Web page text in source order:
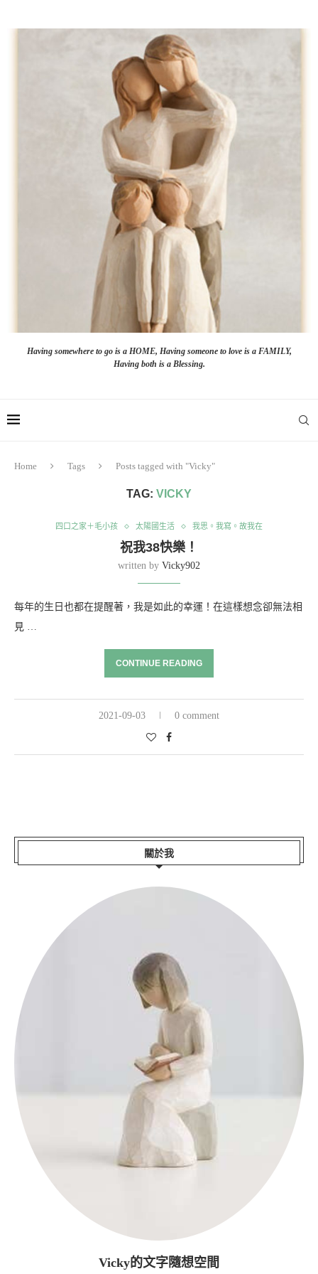
Having somewhere to go is a HOME, Having someone to love is a FAMILY,
Having both is a Blessing.
Home Tags Posts tagged with "Vicky"
TAG: VICKY
四口之家＋毛小孩 太陽國生活 我思。我寫。故我在
祝我38快樂！
written by Vicky902
每年的生日也都在提醒著，我是如此的幸運！在這樣想念卻無法相
見 …
CONTINUE READING
2021-09-03 0 comment
關於我
Vicky的文字隨想空間